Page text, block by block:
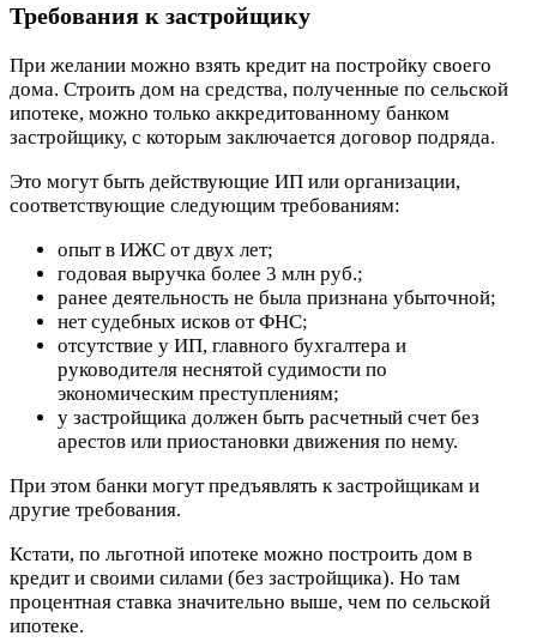
Требования к застройщику
При желании можно взять кредит на постройку своего
дома. Строить дом на средства, полученные по сельской
ипотеке, можно только аккредитованному банком
застройщику, с которым заключается договор подряда.
Это могут быть действующие ИП или организации,
соответствующие следующим требованиям:
опыт в ИЖС от двух лет;
годовая выручка более 3 млн руб.;
ранее деятельность не была признана убыточной;
нет судебных исков от ФНС;
отсутствие у ИП, главного бухгалтера и
руководителя неснятой судимости по
экономическим преступлениям;
у застройщика должен быть расчетный счет без
арестов или приостановки движения по нему.
При этом банки могут предъявлять к застройщикам и
другие требования.
Кстати, по льготной ипотеке можно построить дом в
кредит и своими силами (без застройщика). Но там
процентная ставка значительно выше, чем по сельской
ипотеке.